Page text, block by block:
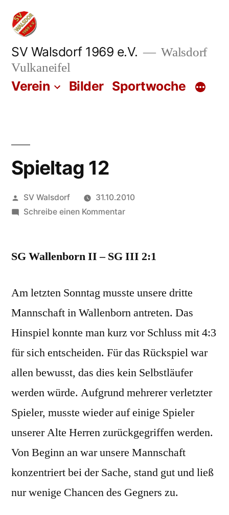
Zum
Inhalt
springen
SV Walsdorf 1969 e.V.
Walsdorf
Vulkaneifel
Verein Bilder Sportwoche
Spieltag 12
Veröffentlicht
von
SV Walsdorf
31.10.2010
Schreibe einen Kommentarzu
SG Wallenborn II – SG III 2:1
Am letzten Sonntag musste unsere dritte
Mannschaft in Wallenborn antreten. Das
Hinspiel konnte man kurz vor Schluss mit 4:3
für sich entscheiden. Für das Rückspiel war
allen bewusst, das dies kein Selbstläufer
werden würde. Aufgrund mehrerer verletzter
Spieler, musste wieder auf einige Spieler
unserer Alte Herren zurückgegriffen werden.
Von Beginn an war unsere Mannschaft
konzentriert bei der Sache, stand gut und ließ
nur wenige Chancen des Gegners zu.